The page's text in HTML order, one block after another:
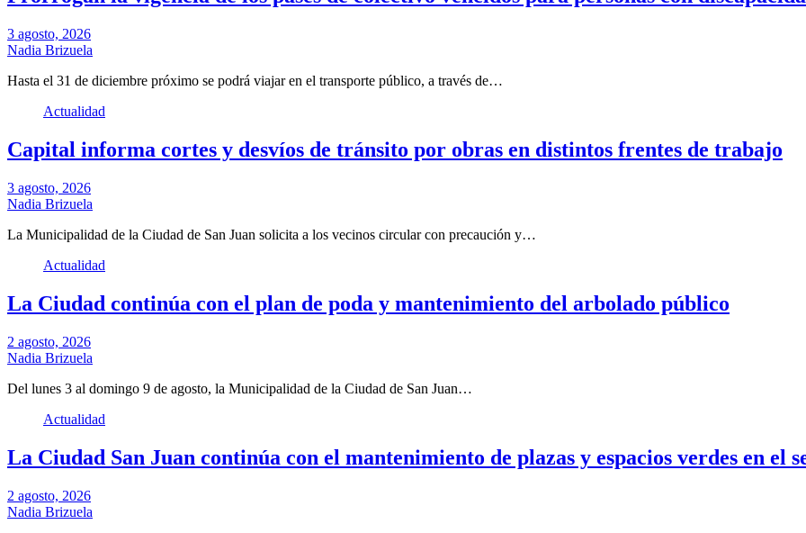
3 agosto, 2026
Nadia Brizuela
Hasta el 31 de diciembre próximo se podrá viajar en el transporte público, a través de…
Actualidad
Capital informa cortes y desvíos de tránsito por obras en distintos frentes de trabajo
3 agosto, 2026
Nadia Brizuela
La Municipalidad de la Ciudad de San Juan solicita a los vecinos circular con precaución y…
Actualidad
La Ciudad continúa con el plan de poda y mantenimiento del arbolado público
2 agosto, 2026
Nadia Brizuela
Del lunes 3 al domingo 9 de agosto, la Municipalidad de la Ciudad de San Juan…
Actualidad
La Ciudad San Juan continúa con el mantenimiento de plazas y espacios verdes en el
2 agosto, 2026
Nadia Brizuela